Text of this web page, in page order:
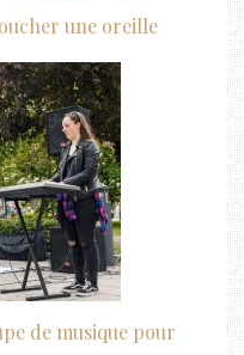
une oreille
de musique pour